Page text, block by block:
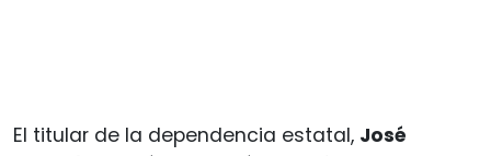
El titular de la dependencia estatal, José